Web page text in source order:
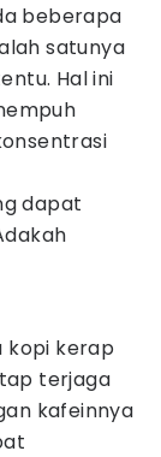
beberapa
satunya
Hal ini
dapat
kopi kerap
terjaga
kafeinnya